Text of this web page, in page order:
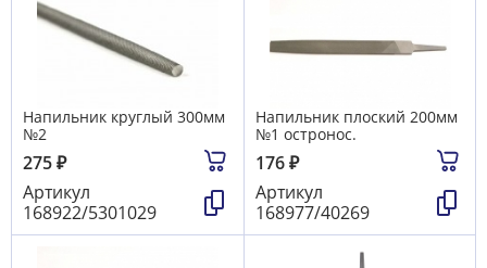
Напильник круглый 300мм
№2
275₽
Артикул
168922/5301029
Напильник плоский 200мм
№1 остронос.
176₽
Артикул
168977/40269